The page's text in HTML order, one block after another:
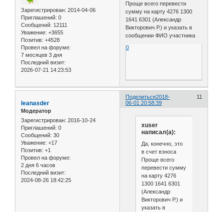
Зарегистрирован: 2014-04-06
Приглашений: 0
Сообщений: 12111
Уважение: +3655
Позитив: +4528
Провел на форуме:
7 месяцев 3 дня
Последний визит:
2026-07-21 14:23:53
Проще всего перевести
сумму на карту 4276 1300
1641 6301 (Александр
Викторович Р.) и указать в
сообщении ФИО участника
0
Поделиться 11
2018-
06-01 20:58:39
leanasder
Модератор
Зарегистрирован: 2016-10-24
Приглашений: 0
Сообщений: 30
Уважение: +17
Позитив: +1
Провел на форуме:
2 дня 6 часов
Последний визит:
2024-08-26 18:42:25
xuser
написал(а):
Да, конечно, это
в счет взноса
Проще всего
перевести сумму
на карту 4276
1300 1641 6301
(Александр
Викторович Р.) и
указать в